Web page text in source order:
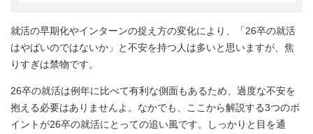
就活の早期化やインターンの捉え方の変化により、「26卒の就活
はやばいのではないか」と不安を持つ人は多いと思いますが、焦
りすぎは禁物です。
26卒の就活は例年に比べて有利な側面もあるため、過度な不安を
抱える必要はありませんよ。なかでも、ここから解説する3つのポ
イントが26卒の就活にとっての追い風です。しっかりと目を通